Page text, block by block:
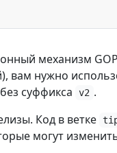
механизм
вам нужно
без суффикса v2 .
Код в ветке
могут